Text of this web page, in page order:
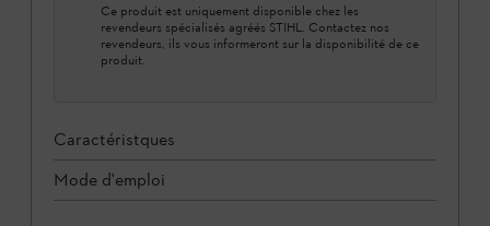
Ce produit est uniquement disponible chez les
revendeurs spécialisés agréés STIHL. Contactez nos
revendeurs, ils vous informeront sur la disponibilité de ce
produit.
Caractéristques
Mode d'emploi